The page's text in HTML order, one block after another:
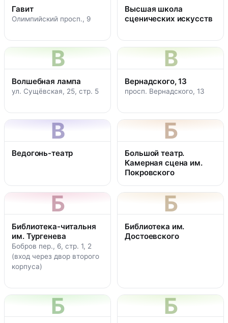
Гавит
Олимпийский просп., 9
Высшая школа
сценических искусств
В
Волшебная лампа
ул. Сущёвская, 25, стр. 5
В
Вернадского, 13
просп. Вернадского, 13
В
Ведогонь-театр
Б
Большой театр.
Камерная сцена им.
Покровского
Б
Библиотека-читальня
им. Тургенева
Бобров пер., 6, стр. 1, 2
(вход через двор второго
корпуса)
Б
Библиотека им.
Достоевского
Б Б